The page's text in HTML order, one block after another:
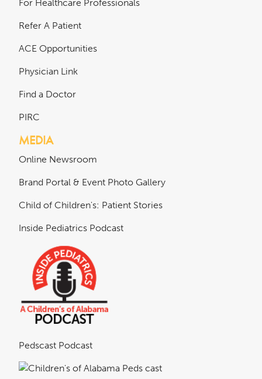
For Healthcare Professionals
Refer A Patient
ACE Opportunities
Physician Link
Find a Doctor
PIRC
MEDIA
Online Newsroom
Brand Portal & Event Photo Gallery
Child of Children's: Patient Stories
Inside Pediatrics Podcast
Pedscast Podcast